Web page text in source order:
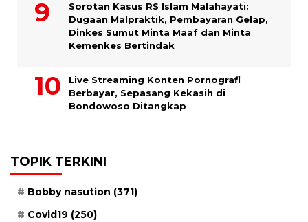
Sorotan Kasus RS Islam Malahayati:
Dugaan Malpraktik, Pembayaran Gelap,
Dinkes Sumut Minta Maaf dan Minta
Kemenkes Bertindak
Live Streaming Konten Pornografi
Berbayar, Sepasang Kekasih di
Bondowoso Ditangkap
TOPIK TERKINI
Bobby nasution (371)
Covid19 (250)